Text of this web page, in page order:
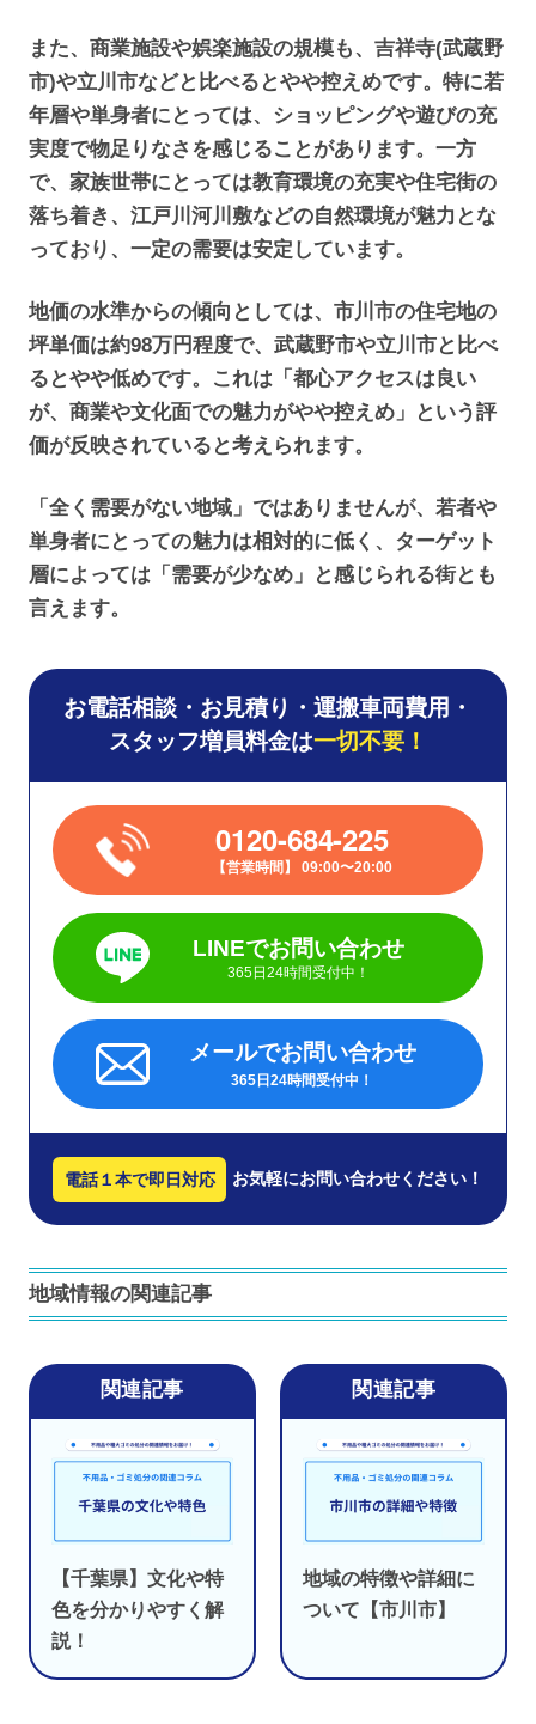
また、商業施設や娯楽施設の規模も、吉祥寺(武蔵野
市)や立川市などと比べるとやや控えめです。特に若
年層や単身者にとっては、ショッピングや遊びの充
実度で物足りなさを感じることがあります。一方
で、家族世帯にとっては教育環境の充実や住宅街の
落ち着き、江戸川河川敷などの自然環境が魅力とな
っており、一定の需要は安定しています。
地価の水準からの傾向としては、市川市の住宅地の
坪単価は約98万円程度で、武蔵野市や立川市と比べ
るとやや低めです。これは「都心アクセスは良い
が、商業や文化面での魅力がやや控えめ」という評
価が反映されていると考えられます。
「全く需要がない地域」ではありませんが、若者や
単身者にとっての魅力は相対的に低く、ターゲット
層によっては「需要が少なめ」と感じられる街とも
言えます。
お電話相談・お見積り・運搬車両費用・
スタッフ増員料金は一切不要！
0120-684-225
営業時間 09:00〜20:00
LINEでお問い合わせ
365日24時間受付中！
メールでお問い合わせ
365日24時間受付中！
電話１本で即日対応 お気軽にお問い合わせください！
地域情報の関連記事
【千葉県】文化や特
色を分かりやすく解
説！
地域の特徴や詳細に
ついて【市川市】